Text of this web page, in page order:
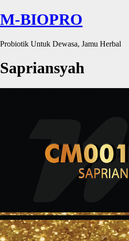
M-BIOPRO
Probiotik Untuk Dewasa, Jamu Herbal
Sapriansyah